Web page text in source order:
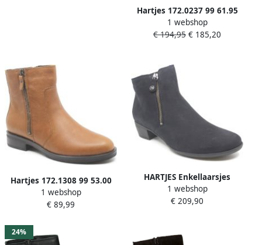
Hartjes 172.0237 99 61.95
enkellaars corn suède
1 webshop
€ 194,95 € 185,20
Hartjes 172.1308 99 53.00
Cognacbruine enkellaars
wijdte G
1 webshop
€ 89,99
HARTJES Enkellaarsjes
Dames 172.0173 City Boot
Maat: 36 5 Materiaal:
1 webshop
€ 209,90
24%